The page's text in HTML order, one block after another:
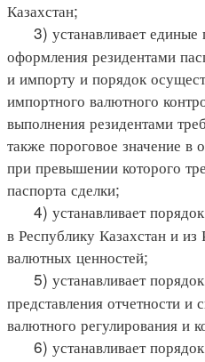
Казахстан;
3) устанавливает единые
оформления резидентами
и импорту и порядок
импортного валютного
выполнения резидентами
также пороговое значение
при превышении которого
паспорта сделки;
4) устанавливает
в Республику Казахстан и из
валютных ценностей;
5) устанавливает
представления отчетности и
валютного регулирования и
6) устанавливает